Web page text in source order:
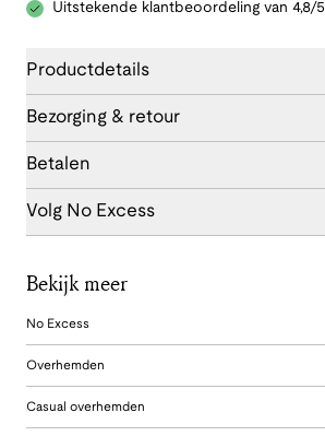
Uitstekende klantbeoordeling van 4,8/5
Productdetails
Bezorging & retour
Betalen
Volg No Excess
Bekijk meer
No Excess
Overhemden
Casual overhemden